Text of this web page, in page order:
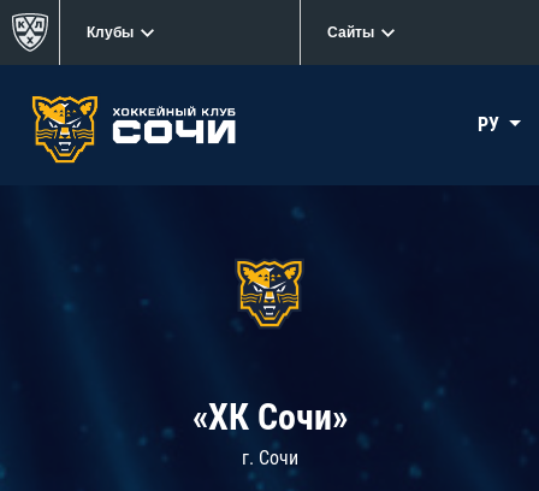
Клубы Сайты
РУ
«ХК Сочи»
г. Сочи